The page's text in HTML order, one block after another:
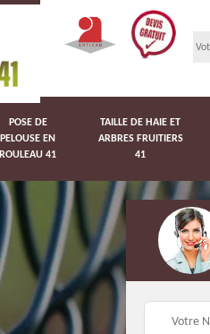
POSE DE
PELOUSE EN
ROULEAU 41
TAILLE DE HAIE ET
ARBRES FRUITIERS
41